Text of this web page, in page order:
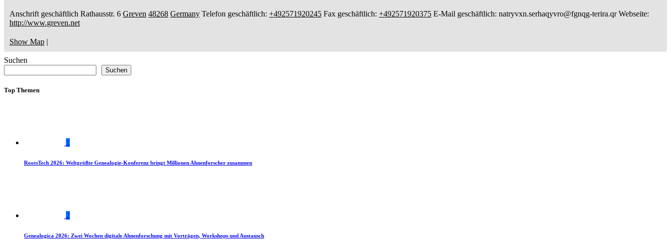
Anschrift geschäftlich Rathausstr. 6 Greven 48268 Germany Telefon geschäftlich: +492571920245 Fax geschäftlich: +492571920375 E-Mail geschäftlich: natryvxn.serhaqyvro@fgnqg-terira.qr Webseite:
http://www.greven.net
Show Map |
Suchen
Suchen
Top Themen
1
RootsTech 2026: Weltgrößte Genealogie-Konferenz bringt Millionen Ahnenforscher zusammen
2
Genealogica 2026: Zwei Wochen digitale Ahnenforschung mit Vorträgen, Workshops und Austausch